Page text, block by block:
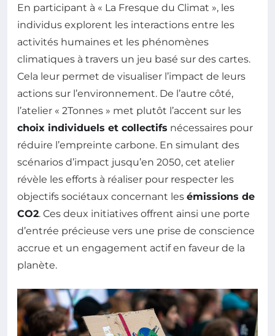
En participant à « La Fresque du Climat », les
individus explorent les interactions entre les
activités humaines et les phénomènes
climatiques à travers un jeu basé sur des cartes.
Cela leur permet de visualiser l’impact de leurs
actions sur l’environnement. De l’autre côté,
l’atelier « 2Tonnes » met plutôt l’accent sur les
choix individuels et collectifs nécessaires pour
réduire l’empreinte carbone. En simulant des
scénarios d’impact jusqu’en 2050, cet atelier
révèle les efforts à réaliser pour respecter les
objectifs sociétaux concernant les émissions de
CO2. Ces deux initiatives offrent ainsi une porte
d’entrée précieuse vers une prise de conscience
accrue et un engagement actif en faveur de la
planète.